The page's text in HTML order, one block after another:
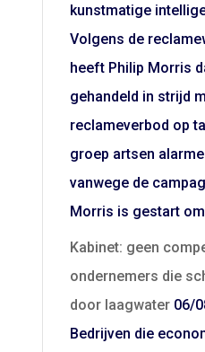
kunstmatige
Volgens de
heeft Philip Morris
gehandeld in strijd
reclameverbod op
groep artsen
vanwege de
Morris is gestart
Kabinet: geen
ondernemers die
door laagwater 06/
Bedrijven die